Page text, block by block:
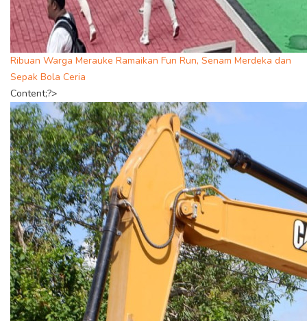
Ribuan Warga Merauke Ramaikan Fun Run, Senam Merdeka dan
Sepak Bola Ceria
Content;?>